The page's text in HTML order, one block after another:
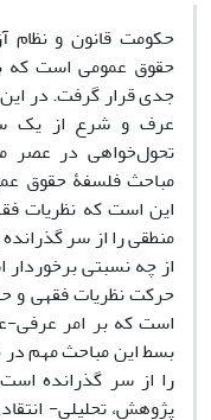
حکومت قانون و نظام
حقوق عمومی است که
جدی قرار گرفت. در
عرف و شرع از یک
تحول‌خواهی در عصر
مباحث فلسفۀ حقوق
این است که نظریات
منطقی را از سر
از چه نسبتی
حرکت نظریات فقهی و
است که بر امر عرفی-
بسط این مباحث مهم
را از سر گذرانده
پژوهش، تحلیلی-